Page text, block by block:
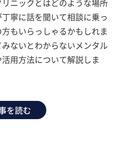
ニックとはどのような場所
寧に話を聞いて相談に乗っ
もいらっしゃるかもしれま
ないとわからないメンタル
用方法について解説しま
を読む